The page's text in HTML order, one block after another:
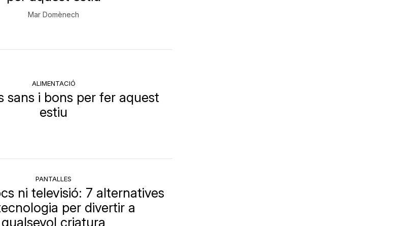
Mar Domènech
ALIMENTACIÓ
sans i bons per fer aquest
estiu
PANTALLES
ni televisió: 7 alternatives
per divertir a
qualsevol criatura